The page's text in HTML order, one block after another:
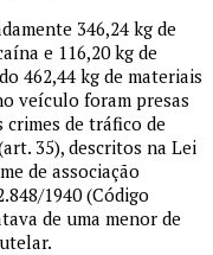
346,24 kg de
e 116,20 kg de
462,44 kg de materiais
veículo foram presas
crimes de tráfico de
35), descritos na Lei
de associação
1940 (Código
de uma menor de